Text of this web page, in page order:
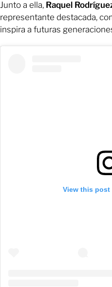
Junto a ella, Raquel
representante destacada,
inspira a futuras
View this post